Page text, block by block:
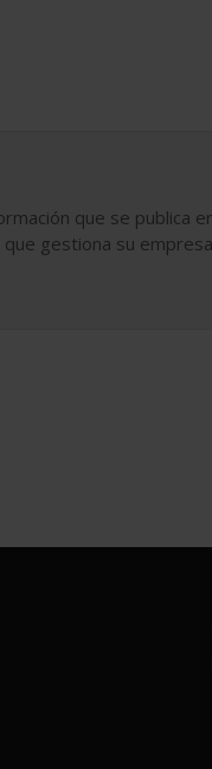
que se publica
que gestiona su